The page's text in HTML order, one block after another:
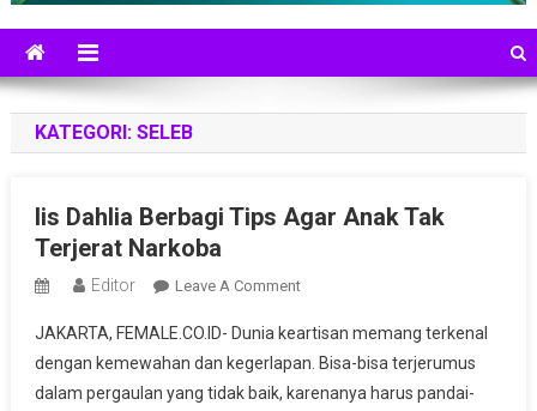
KATEGORI: SELEB
Iis Dahlia Berbagi Tips Agar Anak Tak
Terjerat Narkoba
Editor Leave A CommentOn
Dahlia
Berbagi
Tips
JAKARTA, FEMALE.CO.ID- Dunia keartisan memang terkenal
dengan kemewahan dan kegerlapan. Bisa-bisa terjerumus
dalam pergaulan yang tidak baik, karenanya harus pandai-